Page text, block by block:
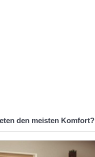
den meisten Komfort?